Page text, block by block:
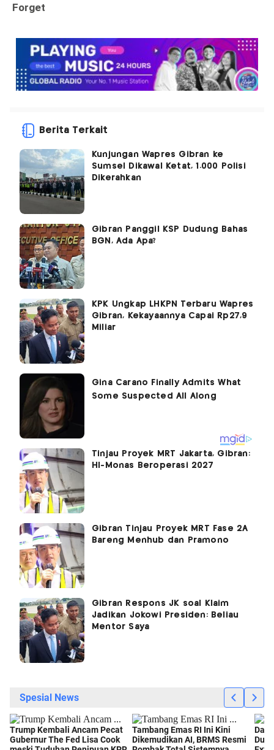
Berita Terkait
Kunjungan Wapres Gibran ke
Sumsel Dikawal Ketat, 1.000 Polisi
Dikerahkan
Gibran Panggil KSP Dudung Bahas
BGN, Ada Apa?
KPK Ungkap LHKPN Terbaru Wapres
Gibran, Kekayaannya Capai Rp27,9
Miliar
Tinjau Proyek MRT Jakarta, Gibran:
HI-Monas Beroperasi 2027
Gibran Tinjau Proyek MRT Fase 2A
Bareng Menhub dan Pramono
Gibran Respons JK soal Klaim
Jadikan Jokowi Presiden: Beliau
Mentor Saya